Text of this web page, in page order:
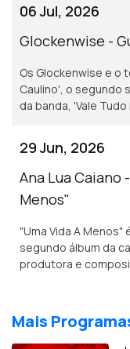
06 Jul, 2026
Glockenwise -
Os Glockenwise e o
Caulino', o segundo
da banda, 'Vale
29 Jun, 2026
Ana Lua Caiano
Menos"
"Uma Vida A Menos"
segundo álbum da
produtora e
Mais